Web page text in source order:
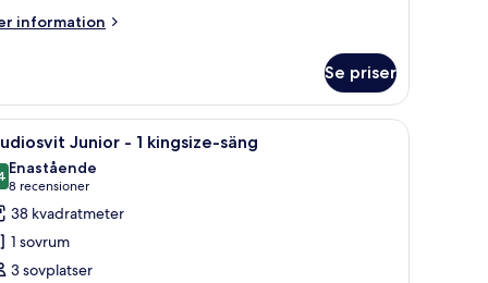
information
Se priser
grå soffa, ett litet skrivbord med en lampa och hyllor som är monterade
Ett modernt vardagsrum med en soffa,
6 Junior - 1 kingsize-säng
av 10
Enastående
8 recensioner
(8 recensioner)
38 kvadratmeter
1 sovrum
3 sovplatser